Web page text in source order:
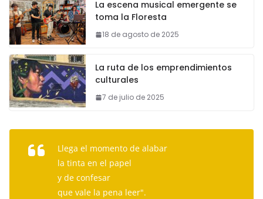
La escena musical emergente se
toma la Floresta
18 de agosto de 2025
La ruta de los emprendimientos
culturales
7 de julio de 2025
Llega el momento de alabar
la tinta en el papel
y de confesar
que vale la pena leer".